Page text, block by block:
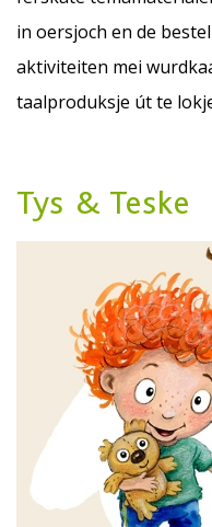
in oersjoch en de
aktiviteiten mei
taalproduksje út te
Tys & Teske